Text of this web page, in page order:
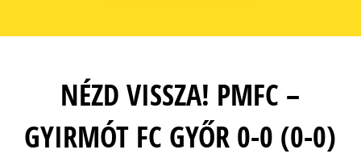
NÉZD VISSZA! PMFC –
GYIRMÓT FC GYŐR 0-0 (0-0)